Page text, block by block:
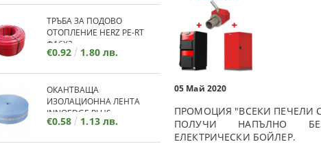
ТРЪБА ЗА ПОДОВО
ОТОПЛЕНИЕ HERZ PE-RT
Ф16Х2
€0.92 1.80 лв.
ОКАНТВАЩА
ИЗОЛАЦИОННА ЛЕНТА
INNOEDGE PLUS
€0.58 1.13 лв.
05 Май 2020
ПРОМОЦИЯ "ВСЕКИ ПЕЧЕЛИ С
ПОЛУЧИ НАПЪЛНО
ЕЛЕКТРИЧЕСКИ БОЙЛЕР.